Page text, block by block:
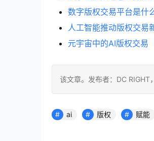
数字版权交易平台是什
人工智能推动版权交易
元宇宙中的AI版权交易
该文章。发布者：DC RIGHT
ai 版权 赋能